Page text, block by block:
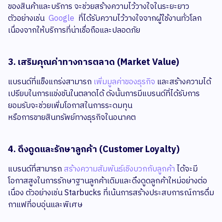
ของสินค้าและบริการ จะช่วยสร้างความไว้วางใจในระยะยาว
ตัวอย่างเช่น Google ที่ได้รับความไว้วางใจจากผู้ใช้งานทั่วโลก
เนื่องจากให้บริการที่น่าเชื่อถือและปลอดภัย
3. เสริมคุณค่าทางการตลาด (Market Value)
แบรนด์ที่แข็งแกร่งสามารถ เพิ่มมูลค่าของธุรกิจ และสร้างความได้
เปรียบในการแข่งขันในตลาดได้ ดังนั้นการมีแบรนด์ที่ได้รับการ
ยอมรับจะช่วยเพิ่มโอกาสในการระดมทุน
หรือการขายสินทรัพย์ทางธุรกิจในอนาคต
4. ดึงดูดและรักษาลูกค้า (Customer Loyalty)
แบรนด์ที่สามารถสร้างความสัมพันธ์เชิงบวกกับลูกค้าได้จะมี
โอกาสสูงในการรักษาฐานลูกค้าเดิมและดึงดูดลูกค้าใหม่อย่างต่อ
เนื่อง ตัวอย่างเช่น Starbucks ที่เน้นการสร้างประสบการณ์การดื่ม
กาแฟที่อบอุ่นและพิเศษ